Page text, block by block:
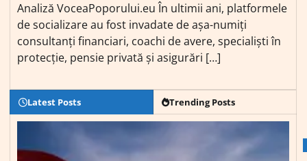
Analiză VoceaPoporului.eu În ultimii ani, platformele
de socializare au fost invadate de așa-numiți
consultanți financiari, coachi de avere, specialiști în
protecție, pensie privată și asigurări […]
Latest Posts Trending Posts